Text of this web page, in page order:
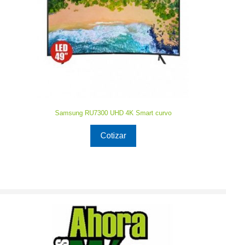
Samsung RU7300 UHD 4K Smart curvo
Cotizar